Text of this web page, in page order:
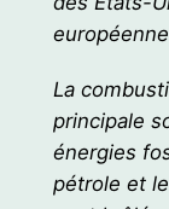
La
principale
énergies
pétrole et